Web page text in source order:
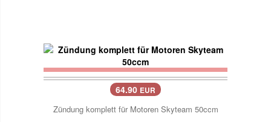
64.90 EUR
Zündung komplett für Motoren Skyteam 50ccm